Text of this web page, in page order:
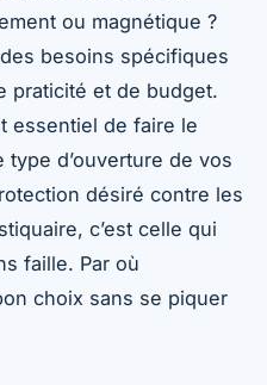
ou magnétique ?
besoins spécifiques
praticité et de budget.
essentiel de faire le
d’ouverture de vos
désiré contre les
c’est celle qui
faille. Par où
choix sans se piquer